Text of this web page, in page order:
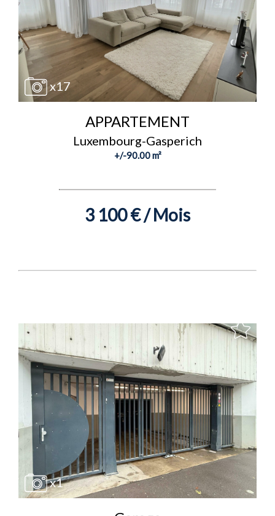
x17
APPARTEMENT
Luxembourg-Gasperich
+/-90.00 m²
3 100 € / Mois
x1